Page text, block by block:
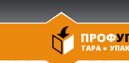
ПРОФ
ТАРА